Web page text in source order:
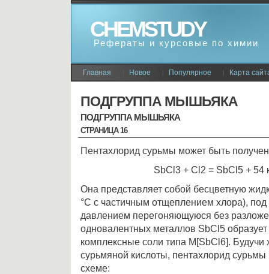
CHEMSTUDY
Рефераты и курсовые по химии
Главная Новое Популярное Карта
ПОДГРУППА МЫШЬЯКА
ПОДГРУППА МЫШЬЯКА
СТРАНИЦА 16
Пентахлорид сурьмы может быть
SbCl3 + Cl2 = SbCl5 + 54
Она представляет собой бесцветную
°С с частичным отщеплением хлора),
давлением перегоняющуюся без
одновалентных металлов SbCl5
комплексные соли типа M[SbCl6]. Будучи
сурьмяной кислоты, пентахлорид сурьмы
схеме: